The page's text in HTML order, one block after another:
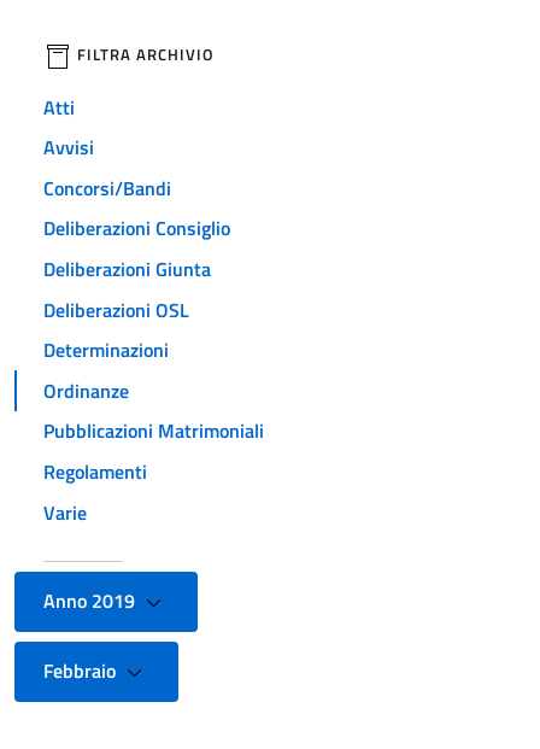
filtri da applicare
FILTRA ARCHIVIO
Atti
Avvisi
Concorsi/Bandi
Deliberazioni Consiglio
Deliberazioni Giunta
Deliberazioni OSL
Determinazioni
Ordinanze
Pubblicazioni Matrimoniali
Regolamenti
Varie
Anno 2019
Febbraio